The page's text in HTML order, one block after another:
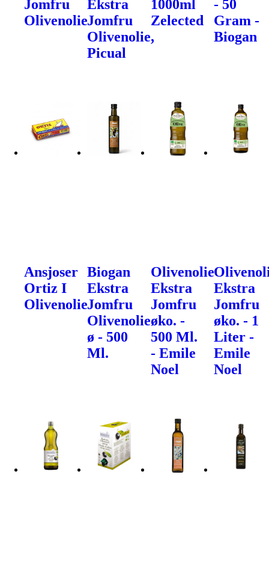
Jomfru
Olivenolie
Ekstra
Jomfru
Olivenolie,
Picual
1000ml
Zelected
- 50
Gram -
Biogan
Ansjoser
Ortiz I
Olivenolie
Biogan
Ekstra
Jomfru
Olivenolie
ø - 500
Ml.
Olivenolie
Ekstra
Jomfru
øko. -
500 Ml.
- Emile
Noel
Ekstra
Jomfru
øko. - 1
Liter -
Emile
Noel